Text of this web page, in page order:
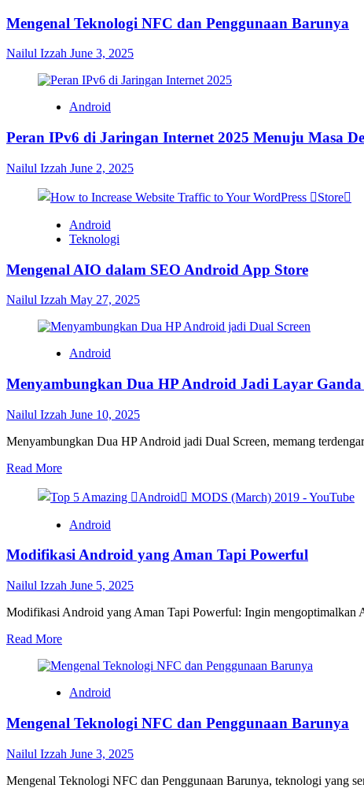
Mengenal Teknologi NFC dan Penggunaan Barunya
Nailul Izzah June 3, 2025
Android
Peran IPv6 di Jaringan Internet 2025 Menuju Masa
Nailul Izzah June 2, 2025
Android
Teknologi
Mengenal AIO dalam SEO Android App Store
Nailul Izzah May 27, 2025
Android
Menyambungkan Dua HP Android Jadi Layar
Nailul Izzah June 10, 2025
Menyambungkan Dua HP Android jadi Dual Screen, memang
Read MoreRead
about
Dua
Android
Layar
Ganda
Panduan
Android
Modifikasi Android yang Aman Tapi Powerful
Nailul Izzah June 5, 2025
Modifikasi Android yang Aman Tapi Powerful: Ingin mengoptimalkan
Read MoreRead
about
Android
Aman
Powerful
Android
Mengenal Teknologi NFC dan Penggunaan Barunya
Nailul Izzah June 3, 2025
Mengenal Teknologi NFC dan Penggunaan Barunya, teknologi yang